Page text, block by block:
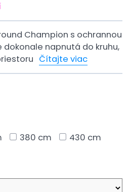
Champion s ochrannou
dokonale napnutá do kruhu,
Čítajte viac
380 cm 430 cm